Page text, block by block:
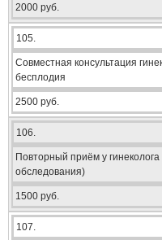
2000 руб.
105.
Совместная консультация
бесплодия
2500 руб.
106.
Повторный приём у
обследования)
1500 руб.
107.